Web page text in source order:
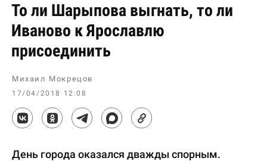
То ли Шарыпова выгнать, то ли
Иваново к Ярославлю
присоединить
Михаил Мокрецов
17/04/2018 12:08
День города оказался дважды спорным.